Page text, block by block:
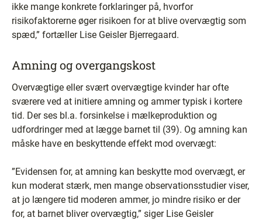
ikke mange konkrete forklaringer på, hvorfor
risikofaktorerne øger risikoen for at blive overvægtig som
spæd,” fortæller Lise Geisler Bjerregaard.
Amning og overgangskost
Overvægtige eller svært overvægtige kvinder har ofte
sværere ved at initiere amning og ammer typisk i kortere
tid. Der ses bl.a. forsinkelse i mælkeproduktion og
udfordringer med at lægge barnet til (39). Og amning kan
måske have en beskyttende effekt mod overvægt:
”Evidensen for, at amning kan beskytte mod overvægt, er
kun moderat stærk, men mange observationsstudier viser,
at jo længere tid moderen ammer, jo mindre risiko er der
for, at barnet bliver overvægtig,” siger Lise Geisler